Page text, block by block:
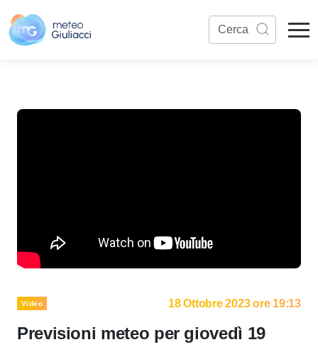
Video 18 Ottobre 2023 ore 19:13
Previsioni meteo per giovedì 19